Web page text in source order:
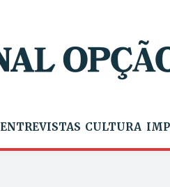
ENTREVISTAS CULTURA